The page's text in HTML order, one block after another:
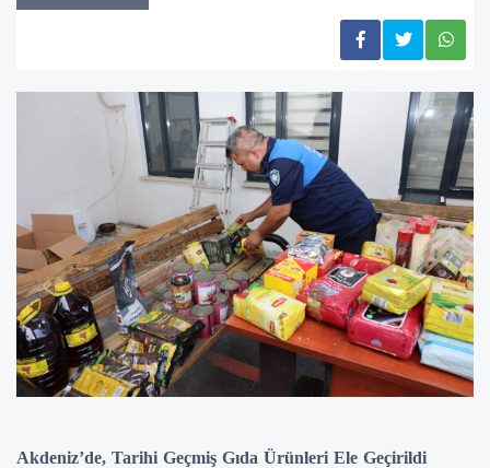
Akdeniz’de, Tarihi Geçmiş Gıda Ürünleri Ele Geçirildi